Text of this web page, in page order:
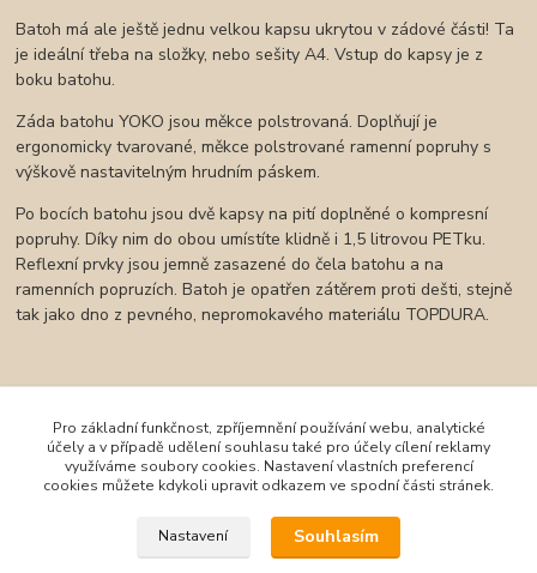
Batoh má ale ještě jednu velkou kapsu ukrytou v zádové části! Ta
je ideální třeba na složky, nebo sešity A4. Vstup do kapsy je z
boku batohu.
Záda batohu YOKO jsou měkce polstrovaná. Doplňují je
ergonomicky tvarované, měkce polstrované ramenní popruhy s
výškově nastavitelným hrudním páskem.
Po bocích batohu jsou dvě kapsy na pití doplněné o kompresní
popruhy. Díky nim do obou umístíte klidně i 1,5 litrovou PETku.
Reflexní prvky jsou jemně zasazené do čela batohu a na
ramenních popruzích. Batoh je opatřen zátěrem proti dešti, stejně
tak jako dno z pevného, nepromokavého materiálu TOPDURA.
Zboží zařazeno v kategoriích
Batohy Topgal a Bagmaster
Studentské batohy
Pro základní funkčnost, zpříjemnění používání webu, analytické
účely a v případě udělení souhlasu také pro účely cílení reklamy
využíváme soubory cookies. Nastavení vlastních preferencí
cookies můžete kdykoli upravit odkazem ve spodní části stránek.
Nastavení Souhlasím